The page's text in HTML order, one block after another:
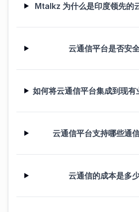
Mtalkz 为什么是印度领先的
云通信平台是否安
如何将云通信平台集成到现有
云通信平台支持哪些通
云通信的成本是多